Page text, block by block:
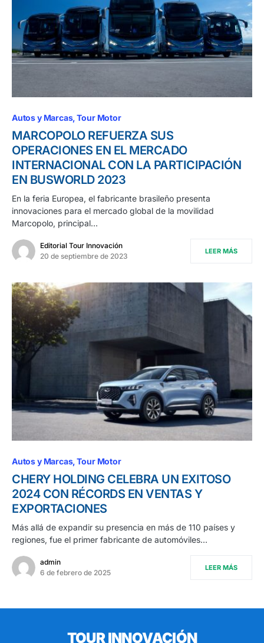
Autos y Marcas Tour Motor
MARCOPOLO REFUERZA SUS
OPERACIONES EN EL MERCADO
INTERNACIONAL CON LA PARTICIPACIÓN
EN BUSWORLD 2023
En la feria Europea, el fabricante brasileño presenta
innovaciones para el mercado global de la movilidad
Marcopolo, principal…
Editorial Tour Innovación
20 de septiembre de 2023
LEER MÁS
Autos y Marcas Tour Motor
CHERY HOLDING CELEBRA UN EXITOSO
2024 CON RÉCORDS EN VENTAS Y
EXPORTACIONES
Más allá de expandir su presencia en más de 110 países y
regiones, fue el primer fabricante de automóviles…
admin
6 de febrero de 2025
LEER MÁS
TOUR INNOVACIÓN